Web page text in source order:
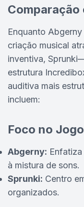
Comparação
Enquanto
criação musical
inventiva,
estrutura
auditiva mais
incluem:
Foco no Jogo
Abgerny:
à mistura de sons.
Sprunki: Centro
organizados.